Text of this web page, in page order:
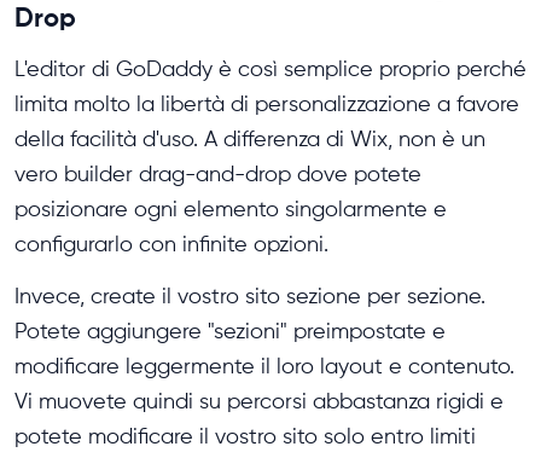
Drop
L'editor di GoDaddy è così semplice proprio perché
limita molto la libertà di personalizzazione a favore
della facilità d'uso. A differenza di Wix, non è un
vero builder drag-and-drop dove potete
posizionare ogni elemento singolarmente e
configurarlo con infinite opzioni.
Invece, create il vostro sito sezione per sezione.
Potete aggiungere "sezioni" preimpostate e
modificare leggermente il loro layout e contenuto.
Vi muovete quindi su percorsi abbastanza rigidi e
potete modificare il vostro sito solo entro limiti